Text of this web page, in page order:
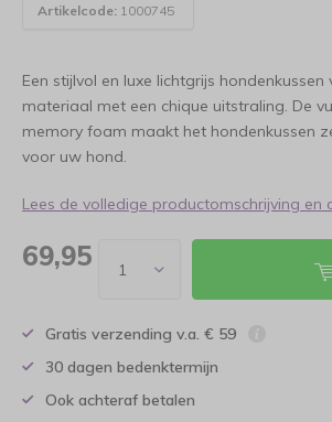
Artikelcode: 1000745
Een stijlvol en luxe lichtgrijs
materiaal met een chique uitstraling. De
memory foam maakt het hondenkussen
voor uw hond.
Lees de volledige productomschrijving en
69,95
Gratis verzending v.a. € 59
30 dagen bedenktermijn
Ook achteraf betalen